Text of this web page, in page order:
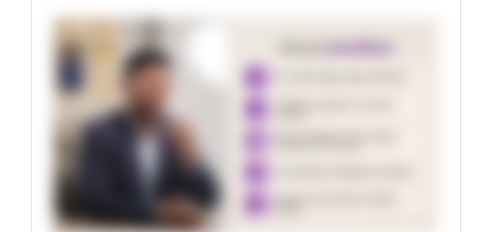
Professional
mutaxassislar jamoasi